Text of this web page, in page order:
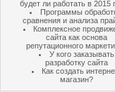
будет ли работать в 2015
Программы
сравнения и анализа
Комплексное
сайта как основа
репутационного
У кого заказывать
разработку сайта
Как создать
магазин?